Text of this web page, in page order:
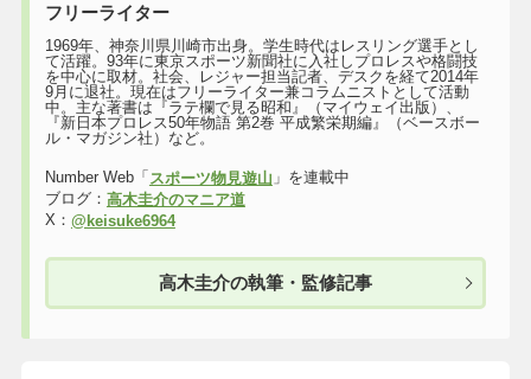
フリーライター
1969年、神奈川県川崎市出身。学生時代はレスリング選手とし
て活躍。93年に東京スポーツ新聞社に入社しプロレスや格闘技
を中心に取材。社会、レジャー担当記者、デスクを経て2014年
9月に退社。現在はフリーライター兼コラムニストとして活動
中。主な著書は『ラテ欄で見る昭和』（マイウェイ出版）、
『新日本プロレス50年物語 第2巻 平成繁栄期編』（ベースボー
ル・マガジン社）など。
Number Web「 スポーツ物見遊山 」を連載中
ブログ： 高木圭介のマニア道
X： @keisuke6964
高木圭介の執筆・監修記事